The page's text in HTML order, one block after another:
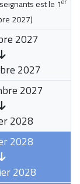
est le 1
2027)
2027
2027
2027
2028
2028
2028